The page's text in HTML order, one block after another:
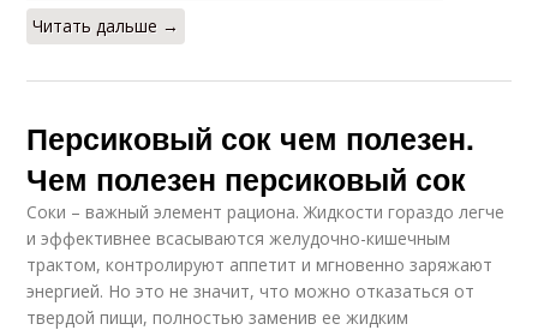
Читать дальше →
Персиковый сок чем полезен.
Чем полезен персиковый сок
Соки – важный элемент рациона. Жидкости гораздо легче
и эффективнее всасываются желудочно-кишечным
трактом, контролируют аппетит и мгновенно заряжают
энергией. Но это не значит, что можно отказаться от
твердой пищи, полностью заменив ее жидким